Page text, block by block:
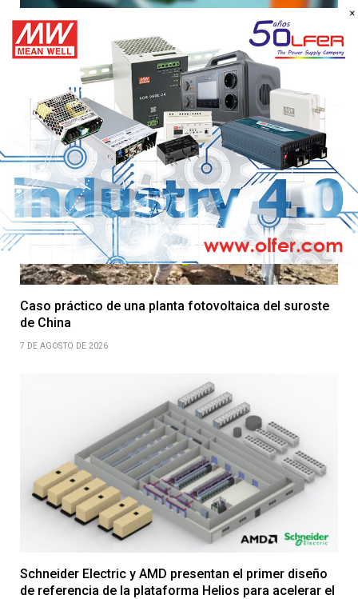
Uso seguro de DeviceNet en robótica: igus amplía su
gama de cables chainflex para torsión de ±360°/m
7 DE AGOSTO DE 2026
Caso práctico de una planta fotovoltaica del suroste
de China
7 DE AGOSTO DE 2026
Schneider Electric y AMD presentan el primer diseño
de referencia de la plataforma Helios para acelerar el
×